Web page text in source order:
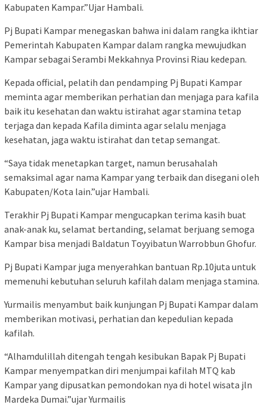
Kabupaten Kampar.”Ujar Hambali.
Pj Bupati Kampar menegaskan bahwa ini dalam rangka ikhtiar
Pemerintah Kabupaten Kampar dalam rangka mewujudkan
Kampar sebagai Serambi Mekkahnya Provinsi Riau kedepan.
Kepada official, pelatih dan pendamping Pj Bupati Kampar
meminta agar memberikan perhatian dan menjaga para kafila
baik itu kesehatan dan waktu istirahat agar stamina tetap
terjaga dan kepada Kafila diminta agar selalu menjaga
kesehatan, jaga waktu istirahat dan tetap semangat.
“Saya tidak menetapkan target, namun berusahalah
semaksimal agar nama Kampar yang terbaik dan disegani oleh
Kabupaten/Kota lain.”ujar Hambali.
Terakhir Pj Bupati Kampar mengucapkan terima kasih buat
anak-anak ku, selamat bertanding, selamat berjuang semoga
Kampar bisa menjadi Baldatun Toyyibatun Warrobbun Ghofur.
Pj Bupati Kampar juga menyerahkan bantuan Rp.10juta untuk
memenuhi kebutuhan seluruh kafilah dalam menjaga stamina.
Yurmailis menyambut baik kunjungan Pj Bupati Kampar dalam
memberikan motivasi, perhatian dan kepedulian kepada
kafilah.
“Alhamdulillah ditengah tengah kesibukan Bapak Pj Bupati
Kampar menyempatkan diri menjumpai kafilah MTQ kab
Kampar yang dipusatkan pemondokan nya di hotel wisata jln
Mardeka Dumai.”ujar Yurmailis